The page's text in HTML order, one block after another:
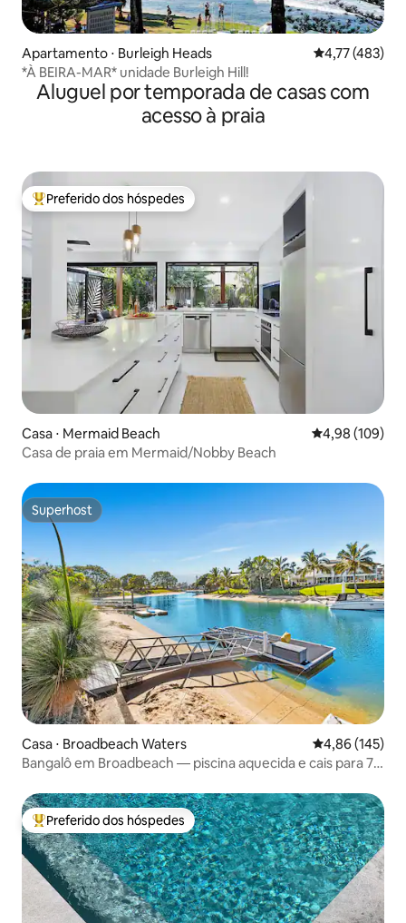
Apartamento ⋅ Burleigh Heads 4,77 de uma
4,77 (483)
*À BEIRA-MAR* unidade Burleigh Hill!
Aluguel por temporada de casas com
acesso à praia
Entre os melhores preferidos dos hóspedes
Preferido dos hóspedes
Casa ⋅ Mermaid Beach 4,98 de uma
4,98 (109)
Casa de praia em Mermaid/Nobby Beach
Superhost
Superhost
Casa ⋅ Broadbeach Waters 4,86 de uma
4,86 (145)
Bangalô em Broadbeach — piscina aquecida e cais para 7
Entre os melhores preferidos dos hóspedes
Preferido dos hóspedes